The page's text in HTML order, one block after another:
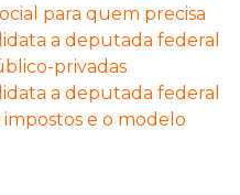
para quem precisa
a deputada federal
privadas
a deputada federal
e o modelo